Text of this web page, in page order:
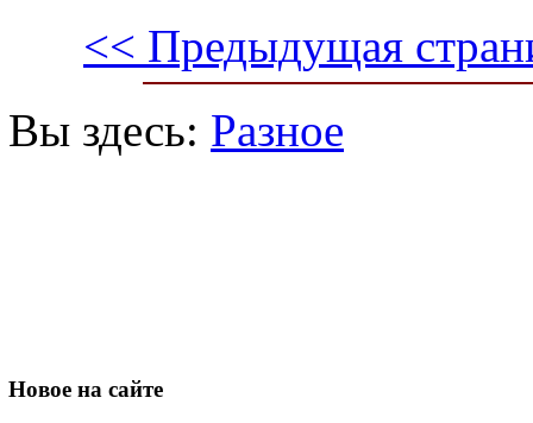
<< Предыдущая
Вы здесь: Разное
Новое на сайте